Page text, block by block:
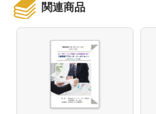
関連商品